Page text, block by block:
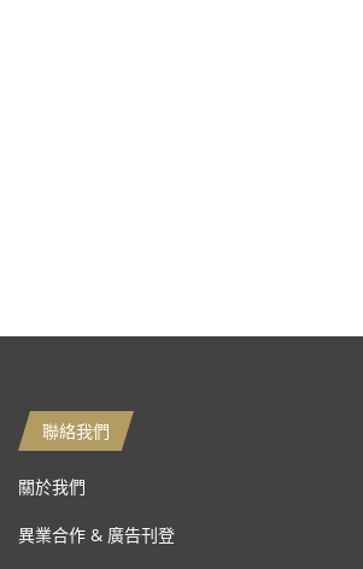
聯絡我們
關於我們
異業合作 & 廣告刊登